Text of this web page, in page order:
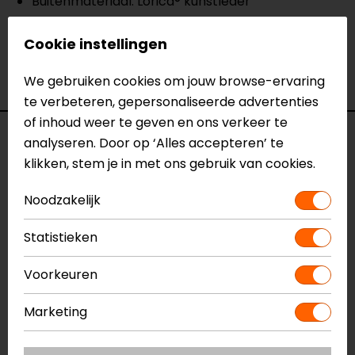
Air Teflon Meshvoering
Vervangbare teensliders
Ritssluiting
Specificaties
Model
Merk
SIDI
Kleur
Materiaal
Rijstijl
Schachthoogte
Seizoen
Zomer, Mid-season
Cookie instellingen
We gebruiken cookies om jouw browse-ervaring
te verbeteren, gepersonaliseerde advertenties
of inhoud weer te geven en ons verkeer te
analyseren. Door op ‘Alles accepteren’ te
klikken, stem je in met ons gebruik van cookies.
Noodzakelijk
Statistieken
Voorkeuren
Marketing